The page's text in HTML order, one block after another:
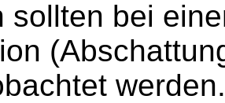
sollten bei
werden.